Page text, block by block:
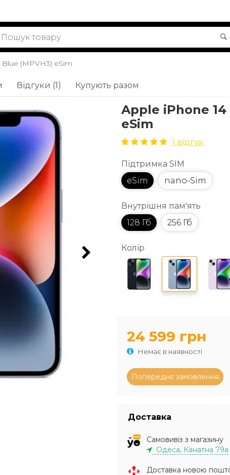
(MPVH3) eSim
Відгуки (1) Купують разом
Apple iPhone 14
eSim
1 відгук
Підтримка SIM
eSim
nano-Sim
Внутрішня пам'ять
128 Гб
256 Гб
Колір
24 599 грн
Немає в наявності
Доставка
Самовивіз з магазину
Одеса, Канатна 79а
Доставка новою